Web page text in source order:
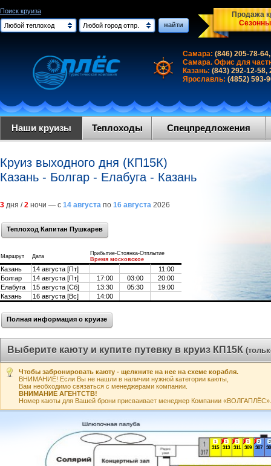
Поиск круиза
Любой теплоход
Любой город отпр. найти
Продажа
Самара: (846) 205-78-
Самара. Офис для
Казань: (843) 292-12-58,
Ярославль: (4852) 593-
Наши круизы Теплоходы Спецпредложения
Круиз выходного дня (КП15К)
Казань - Болгар - Елабуга - Казань
3 дня /2 ночи — с 14 августа по 16 августа 2026
Теплоход Капитан Пушкарев
Маршрут Дата
Прибытие-Стоянка-Отплытие
Время московское
Казань 14 августа [Пт]
11:00
Болгар
14 августа [Пт] 17:00 03:00
20:00
Елабуга
15 августа [Сб] 13:30 05:30
19:00
Казань
16 августа [Вс] 14:00
Полная информация о круизе
Выберите каюту и купите путевку в круиз КП15К
Чтобы забронировать каюту - щелкните на нее на схеме корабля.
ВНИМАНИЕ! Если Вы не нашли в наличии нужной категории каюты,
Вам необходимо связаться с менеджерами компании.
ВНИМАНИЕ АГЕНТСТВ!
Номер каюты для Вашей брони присваивает менеджер Компании «ВОЛГАПЛЁС».
2
2
307
1
309
1
311
1
313
1
315